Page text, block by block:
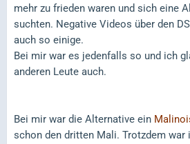
mehr zu frieden waren und sich eine
suchten. Negative Videos über den
auch so einige.
Bei mir war es jedenfalls so und ich
anderen Leute auch.
Bei mir war die Alternative ein
schon den dritten Mali. Trotzdem war